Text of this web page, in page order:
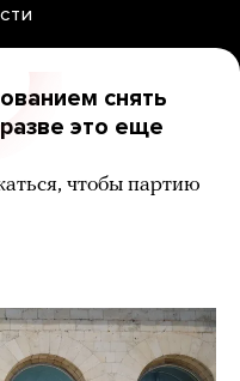
снять
это еще
чтобы партию